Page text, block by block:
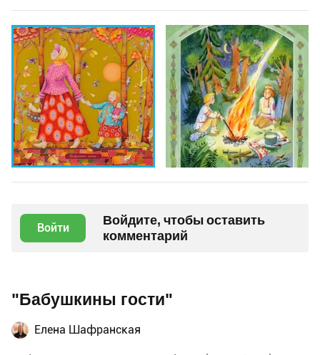
Войти
Войдите, чтобы оставить
комментарий
"Бабушкины гости"
Елена Шафранская